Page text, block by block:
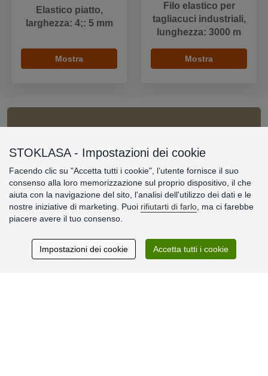
Elastico piatto,
larghezza: 4;: 5 mm
Mostra
Filo elastico per
tagliacuci industriali,
lunghezza: 3000 m
Mostra
» Impostazioni dei cookie
» Termini & Condizioni
» Informativa sulla Privacy
» Consegna e pagamento
» Garanzia e resi
» Programma fedeltà
Recensioni
STOKLASA - Impostazioni dei cookie
Facendo clic su "Accetta tutti i cookie", l’utente fornisce il suo
consenso alla loro memorizzazione sul proprio dispositivo, il che
aiuta con la navigazione del sito, l'analisi dell'utilizzo dei dati e le
nostre iniziative di marketing. Puoi rifiutarti di farlo , ma ci farebbe
piacere avere il tuo consenso.
Impostazioni dei cookie Accetta tutti i cookie